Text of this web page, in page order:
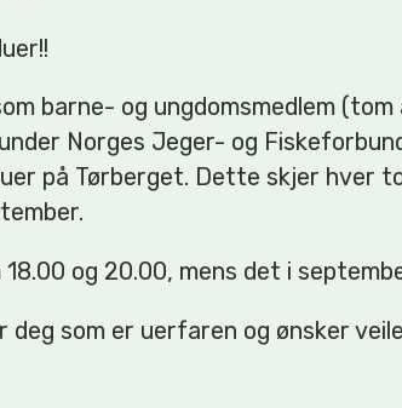
barne- og ungdomsmedlem
Norges Jeger- og
på Tørberget. Dette skjer hver
og 20.00, mens det i
som er uerfaren og ønsker